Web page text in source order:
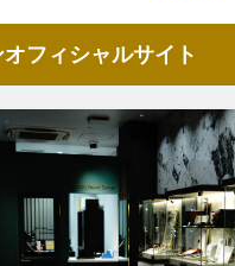
フィシャルサイト